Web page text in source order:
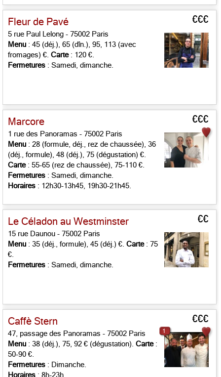
Fleur de Pavé €€€
5 rue Paul Lelong - 75002 Paris
Menu : 45 (déj.), 65 (dîn.), 95, 113 (avec
fromages) €. Carte: 120 €.
Fermetures : Samedi, dimanche.
Marcore €€€
1 rue des Panoramas - 75002 Paris
Menu : 28 (formule, déj., rez de chaussée), 36
(déj., formule), 48 (déj.), 75 (dégustation) €.
Carte: 55-65 (rez de chaussée), 75-110 €.
Fermetures : Samedi, dimanche.
Horaires : 12h30-13h45, 19h30-21h45.
Le Céladon au Westminster €€
15 rue Daunou - 75002 Paris
Menu : 35 (déj., formule), 45 (déj.) €. Carte: 75
€.
Fermetures : Samedi, dimanche.
Caffè Stern €€€
47, passage des Panoramas - 75002 Paris
Menu : 38 (déj.), 75, 92 € (dégustation). Carte:
50-90 €.
Fermetures : Dimanche.
Horaires : 8h-23h.
1